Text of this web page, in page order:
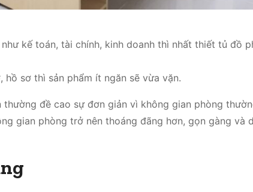
kế toán, tài chính, kinh doanh thì nhất thiết tủ đồ
sơ thì sản phẩm ít ngăn sẽ vừa vặn.
đề cao sự đơn giản vì không gian phòng
gian phòng trở nên thoáng đãng hơn, gọn gàng và